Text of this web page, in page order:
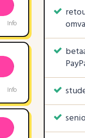
Info
Info